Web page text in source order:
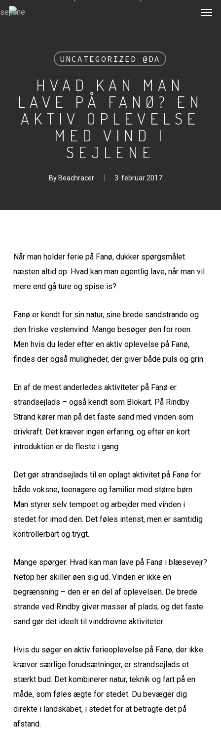
Skip
UNCATEGORIZED @DA
HVAD KAN MAN
LAVE PÅ FANØ? EN
AKTIV OPLEVELSE
MED VIND I
SEJLENE
By Beachracer 3. februar 2017
Når man holder ferie på Fanø, dukker spørgsmålet
næsten altid op: Hvad kan man egentlig lave, når man vil
mere end gå ture og spise is?
Fanø er kendt for sin natur, sine brede sandstrande og
den friske vestenvind. Mange besøger øen for roen.
Men hvis du leder efter en aktiv oplevelse på Fanø,
findes der også muligheder, der giver både puls og grin.
En af de mest anderledes aktiviteter på Fanø er
strandsejlads – også kendt som Blokart. På Rindby
Strand kører man på det faste sand med vinden som
drivkraft. Det kræver ingen erfaring, og efter en kort
introduktion er de fleste i gang.
Det gør strandsejlads til en oplagt aktivitet på Fanø for
både voksne, teenagere og familier med større børn.
Man styrer selv tempoet og arbejder med vinden i
stedet for imod den. Det føles intenst, men er samtidig
kontrollerbart og trygt.
Mange spørger: Hvad kan man lave på Fanø i blæsevejr?
Netop her skiller øen sig ud. Vinden er ikke en
begrænsning – den er en del af oplevelsen. De brede
strande ved Rindby giver masser af plads, og det faste
sand gør det ideelt til vinddrevne aktiviteter.
Hvis du søger en aktiv ferieoplevelse på Fanø, der ikke
kræver særlige forudsætninger, er strandsejlads et
stærkt bud. Det kombinerer natur, teknik og fart på en
måde, som føles ægte for stedet. Du bevæger dig
direkte i landskabet, i stedet for at betragte det på
afstand.